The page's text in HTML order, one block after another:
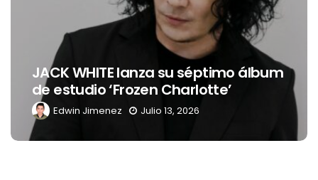
JACK WHITE lanza su séptimo álbum
de estudio ‘Frozen Charlotte’
Edwin Jimenez Julio 13, 2026